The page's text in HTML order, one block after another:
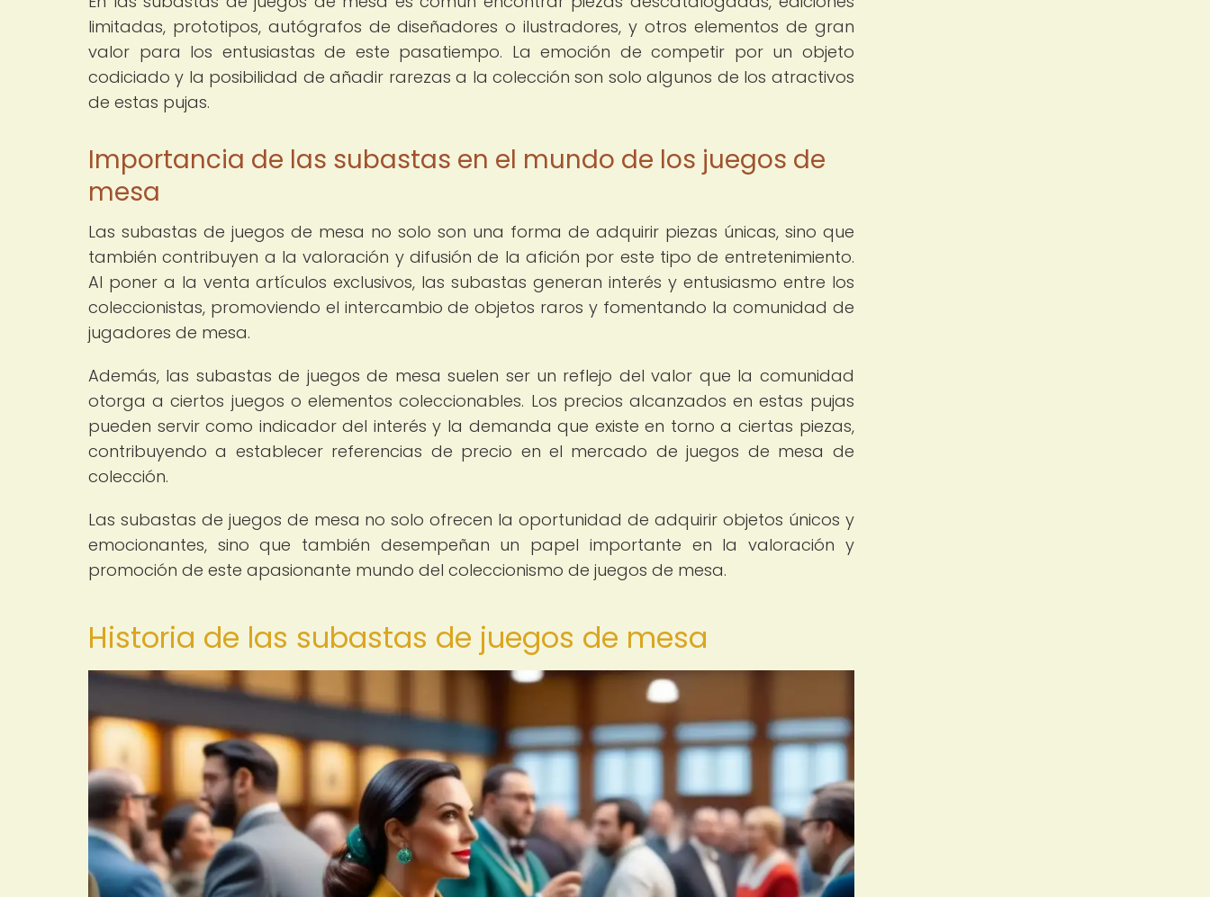
limitadas, prototipos, autógrafos de diseñadores o ilustradores, y otros elementos de gran
valor para los entusiastas de este pasatiempo. La emoción de competir por un objeto
codiciado y la posibilidad de añadir rarezas a la colección son solo algunos de los atractivos
de estas pujas.
Importancia de las subastas en el mundo de los juegos de
mesa
Las subastas de juegos de mesa no solo son una forma de adquirir piezas únicas, sino que
también contribuyen a la valoración y difusión de la afición por este tipo de entretenimiento.
Al poner a la venta artículos exclusivos, las subastas generan interés y entusiasmo entre los
coleccionistas, promoviendo el intercambio de objetos raros y fomentando la comunidad de
jugadores de mesa.
Además, las subastas de juegos de mesa suelen ser un reflejo del valor que la comunidad
otorga a ciertos juegos o elementos coleccionables. Los precios alcanzados en estas pujas
pueden servir como indicador del interés y la demanda que existe en torno a ciertas piezas,
contribuyendo a establecer referencias de precio en el mercado de juegos de mesa de
colección.
Las subastas de juegos de mesa no solo ofrecen la oportunidad de adquirir objetos únicos y
emocionantes, sino que también desempeñan un papel importante en la valoración y
promoción de este apasionante mundo del coleccionismo de juegos de mesa.
Historia de las subastas de juegos de mesa